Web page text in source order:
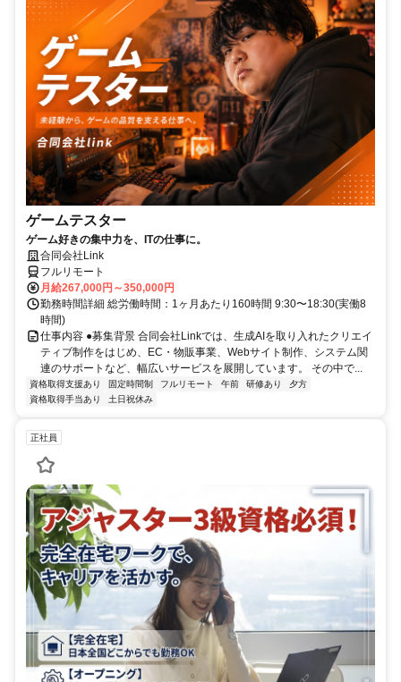
ゲームテスター
ゲーム好きの集中力を、ITの仕事に。
合同会社Link
フルリモート
月給267,000円～350,000円
勤務時間詳細 総労働時間：1ヶ月あたり160時間 9:30〜18:30(実働8
時間)
仕事内容 ●募集背景 合同会社Linkでは、生成AIを取り入れたクリエイ
ティブ制作をはじめ、EC・物販事業、Webサイト制作、システム関
連のサポートなど、幅広いサービスを展開しています。 その中で...
資格取得支援あり 固定時間制 フルリモート 午前 研修あり
夕方
資格取得手当あり
土日祝休み
正社員